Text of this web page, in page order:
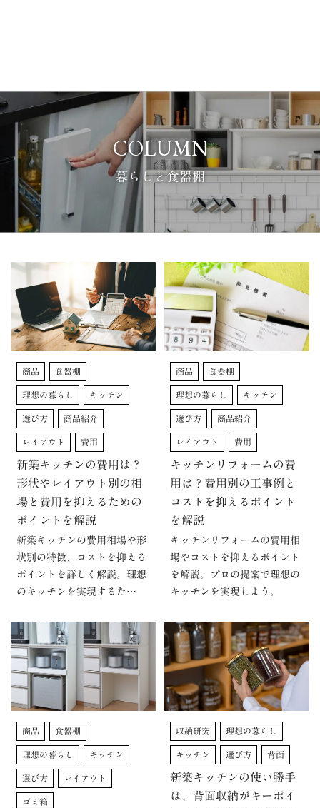
COLUMN
暮らしと食器棚
商品 食器棚
理想の暮らし キッチン
選び方 商品紹介
レイアウト 費用
新築キッチンの費用は？
形状やレイアウト別の相
場と費用を抑えるための
ポイントを解説
新築キッチンの費用相場や形
状別の特徴、コストを抑える
ポイントを詳しく解説。理想
のキッチンを実現するた…
商品 食器棚
理想の暮らし キッチン
選び方 商品紹介
レイアウト 費用
キッチンリフォームの費
用は？費用別の工事例と
コストを抑えるポイント
を解説
キッチンリフォームの費用相
場やコストを抑えるポイント
を解説。プロの提案で理想の
キッチンを実現しよう。
商品 食器棚
理想の暮らし キッチン
選び方 レイアウト
ゴミ箱
収納研究 理想の暮らし
キッチン 選び方 背面
新築キッチンの使い勝手
は、背面収納がキーポイ